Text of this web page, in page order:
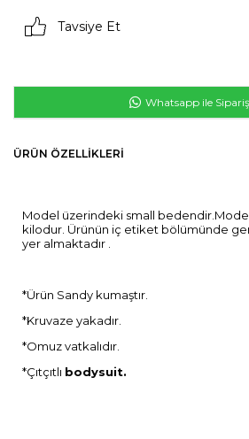
Tavsiye Et
Whatsapp ile
ÜRÜN ÖZELLIKLERI
Model üzerindeki small
kilodur. Ürünün iç etiket bölümünde
yer almaktadır .
*Ürün Sandy kumaştır.
*Kruvaze yakadır.
*Omuz vatkalıdır.
*Çıtçıtlı bodysuit.